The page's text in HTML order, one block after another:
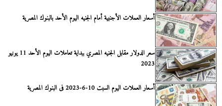
أسعار العملات الأجنبية أمام الجنيه اليوم الأحد بالبنوك المصرية
سعر الدولار مقابل الجنيه المصري ببداية تعاملات اليوم الأحد 11 يونيو
2023
أسعار العملات اليوم السبت 10-6-2023 فى البنوك المصرية